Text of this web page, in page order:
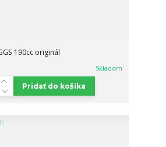
190cc originál
Skladom
Pridať do košíka